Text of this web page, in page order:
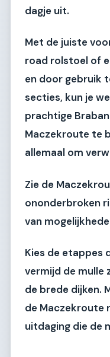
dagje uit.
Met de juiste
road rolstoel of
en door gebruik
secties, kun je
prachtige
Maczekroute te
allemaal om
Zie de
ononderbroken
van
Kies de etappes
vermijd de mulle
de brede dijken.
de Maczekroute
uitdaging die de